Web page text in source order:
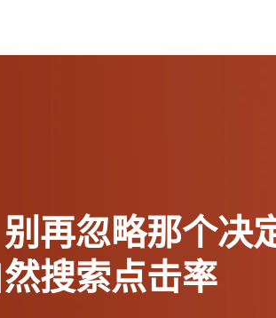
再忽略那个决
搜索点击率